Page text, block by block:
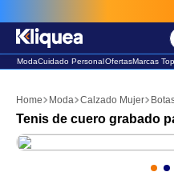
ModaCuidado PersonalOfertasMarcas Top
Moda Calzado Mujer
Tenis de cuero grabado
2. faldas